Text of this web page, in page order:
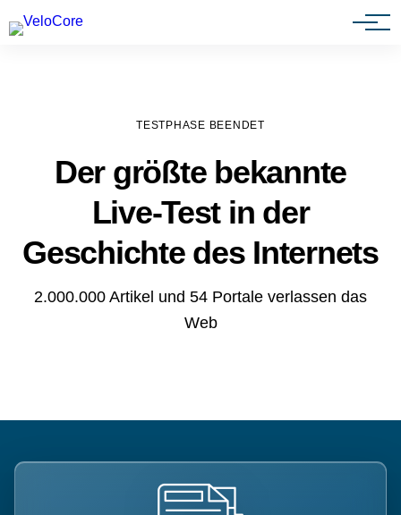
Agenturen & Webdesigner
TESTPHASE BEENDET
Der größte bekannte
Live-Test in der
Geschichte des Internets
2.000.000 Artikel und 54 Portale verlassen das
Web